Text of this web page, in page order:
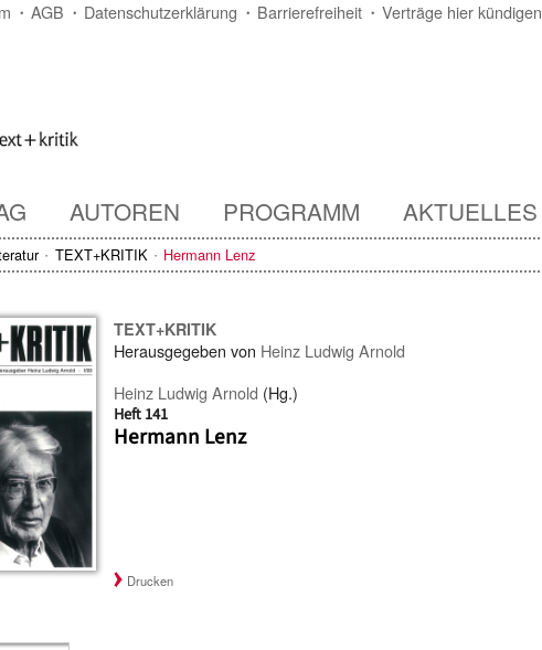
AGB Datenschutzerklärung Barrierefreiheit Verträge hier kündigen
AUTOREN PROGRAMM AKTUELLES
TEXT+KRITIK Hermann Lenz
TEXT+KRITIK
Herausgegeben von Heinz Ludwig Arnold
Heinz Ludwig Arnold (Hg.)
Heft 141
Hermann Lenz
Drucken